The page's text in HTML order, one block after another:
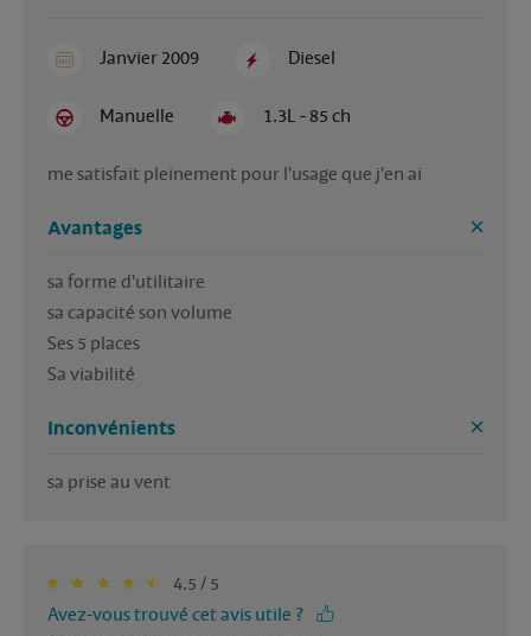
Janvier 2009 Diesel
Manuelle 1.3L - 85 ch
me satisfait pleinement pour l'usage que j'en ai
Avantages
sa forme d'utilitaire
sa capacité son volume
Ses 5 places
Sa viabilité
Inconvénients
sa prise au vent
4.5 / 5
Avez-vous trouvé cet avis utile ?